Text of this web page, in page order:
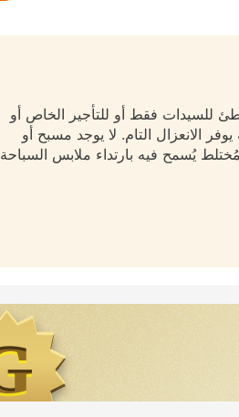
للسيدات فقط أو للتأجير الخاص أو
الانعزال التام. لا يوجد مسبح أو
يُسمح فيه بارتداء ملابس السباحة